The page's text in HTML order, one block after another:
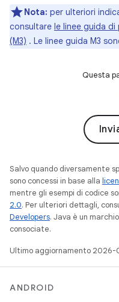
Nota: per ulteriori
consultare le linee guida di
(M3) . Le linee guida M3
Questa
Salvo quando diversamente
sono concessi in base alla
mentre gli esempi di codice
2.0. Per ulteriori dettagli,
Developers. Java è un
consociate.
Ultimo aggiornamento 2026-
ANDROID